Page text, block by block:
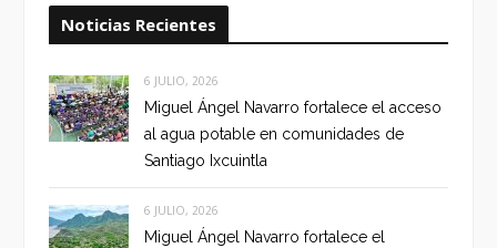
Noticias Recientes
6 JULIO, 2026
Miguel Ángel Navarro fortalece el acceso
al agua potable en comunidades de
Santiago Ixcuintla
6 JULIO, 2026
Miguel Ángel Navarro fortalece el